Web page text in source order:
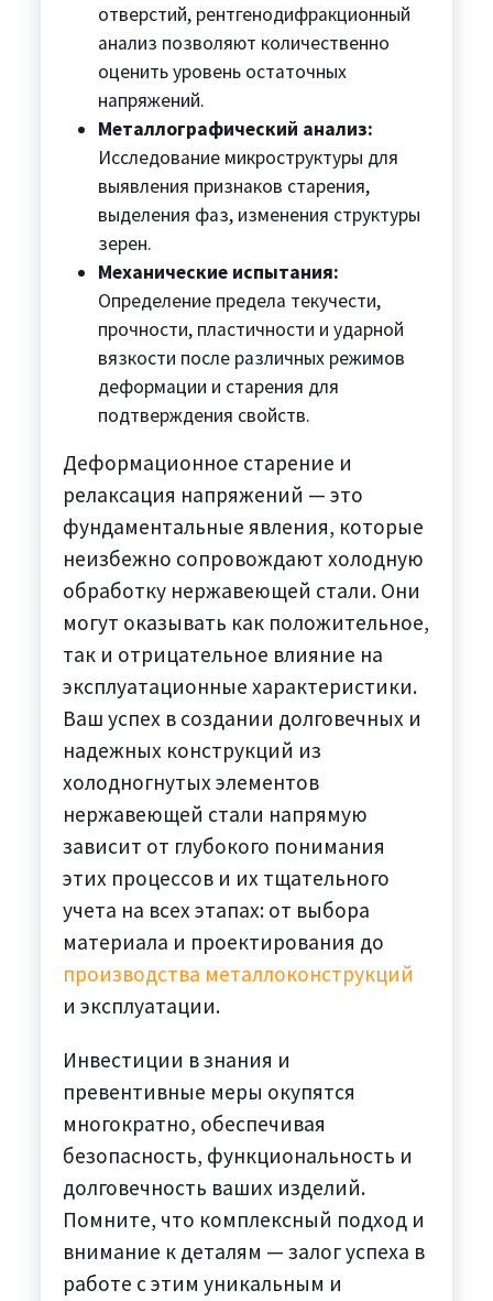
отверстий, рентгенодифракционный
анализ позволяют количественно
оценить уровень остаточных
напряжений.
Металлографический анализ:
Исследование микроструктуры для
выявления признаков старения,
выделения фаз, изменения структуры
зерен.
Механические испытания:
Определение предела текучести,
прочности, пластичности и ударной
вязкости после различных режимов
деформации и старения для
подтверждения свойств.
Деформационное старение и
релаксация напряжений — это
фундаментальные явления, которые
неизбежно сопровождают холодную
обработку нержавеющей стали. Они
могут оказывать как положительное,
так и отрицательное влияние на
эксплуатационные характеристики.
Ваш успех в создании долговечных и
надежных конструкций из
холодногнутых элементов
нержавеющей стали напрямую
зависит от глубокого понимания
этих процессов и их тщательного
учета на всех этапах: от выбора
материала и проектирования до
производства металлоконструкций
и эксплуатации.
Инвестиции в знания и
превентивные меры окупятся
многократно, обеспечивая
безопасность, функциональность и
долговечность ваших изделий.
Помните, что комплексный подход и
внимание к деталям — залог успеха в
работе с этим уникальным и